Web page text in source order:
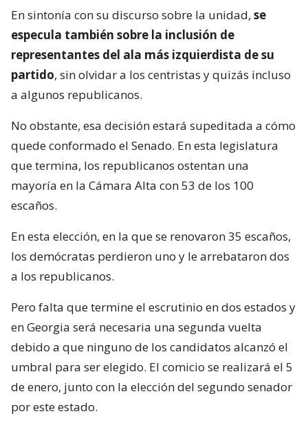
En sintonía con su discurso sobre la unidad, se
especula también sobre la inclusión de
representantes del ala más izquierdista de su
partido, sin olvidar a los centristas y quizás incluso
a algunos republicanos.
No obstante, esa decisión estará supeditada a cómo
quede conformado el Senado. En esta legislatura
que termina, los republicanos ostentan una
mayoría en la Cámara Alta con 53 de los 100
escaños.
En esta elección, en la que se renovaron 35 escaños,
los demócratas perdieron uno y le arrebataron dos
a los republicanos.
Pero falta que termine el escrutinio en dos estados y
en Georgia será necesaria una segunda vuelta
debido a que ninguno de los candidatos alcanzó el
umbral para ser elegido. El comicio se realizará el 5
de enero, junto con la elección del segundo senador
por este estado.